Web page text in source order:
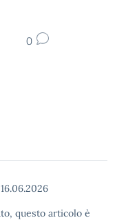
0
16.06.2026
questo articolo è